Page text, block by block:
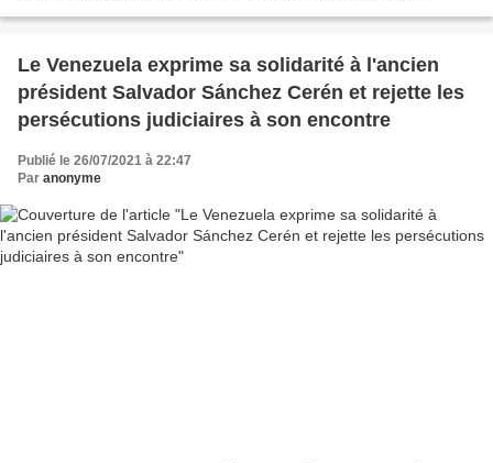
Le Venezuela exprime sa solidarité à l'ancien
président Salvador Sánchez Cerén et rejette les
persécutions judiciaires à son encontre
Publié le 26/07/2021 à 22:47
Par anonyme